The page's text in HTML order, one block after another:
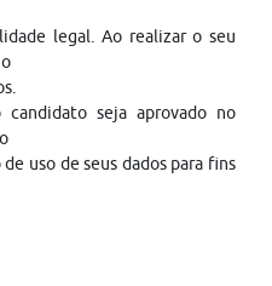
legal. Ao realizar o seu
seja aprovado no
uso de seus dados para fins